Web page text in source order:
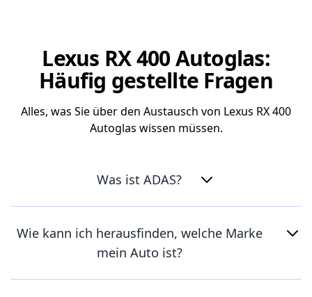
Lexus RX 400 Autoglas:
Häufig gestellte Fragen
Alles, was Sie über den Austausch von Lexus RX 400
Autoglas wissen müssen.
Was ist ADAS?
Wie kann ich herausfinden, welche Marke
mein Auto ist?